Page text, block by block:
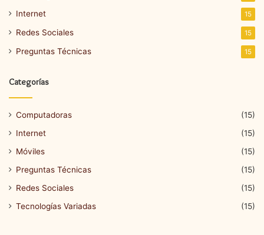
Internet 15
Redes Sociales 15
Preguntas Técnicas 15
Categorías
Computadoras
(15)
Internet
(15)
Móviles
(15)
Preguntas Técnicas
(15)
Redes Sociales
(15)
Tecnologías Variadas
(15)